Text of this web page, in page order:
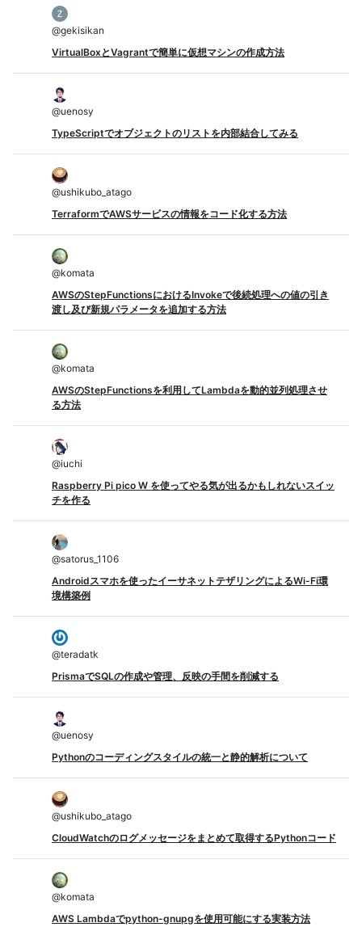
@gekisikan
VirtualBoxとVagrantで簡単に仮想マシンの作成方法
@uenosy
TypeScriptでオブジェクトのリストを内部結合してみる
@ushikubo_atago
TerraformでAWSサービスの情報をコード化する方法
@komata
AWSのStepFunctionsにおけるInvokeで後続処理への値の引き
渡し及び新規パラメータを追加する方法
@komata
AWSのStepFunctionsを利用してLambdaを動的並列処理させ
る方法
@iuchi
Raspberry Pi pico W を使ってやる気が出るかもしれないスイッ
チを作る
@satorus_1106
Androidスマホを使ったイーサネットテザリングによるWi-Fi環
境構築例
@teradatk
PrismaでSQLの作成や管理、反映の手間を削減する
@uenosy
Pythonのコーディングスタイルの統一と静的解析について
@ushikubo_atago
CloudWatchのログメッセージをまとめて取得するPythonコード
@komata
AWS Lambdaでpython-gnupgを使用可能にする実装方法